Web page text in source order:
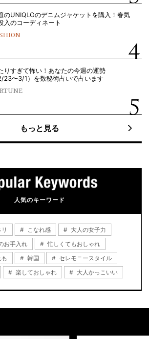
のUNIQLOのデニムジャケットを購入！春気
入のコーディネート
りすぎて怖い！あなたの今週の運勢
2/23〜3/1）を数秘術占いで占います
もっと見る
人気のキーワード
こなれ感
大人の女子力
お手入れ
忙しくてもおしゃれ
韓国
セレモニースタイル
楽しておしゃれ 大人かっこいい